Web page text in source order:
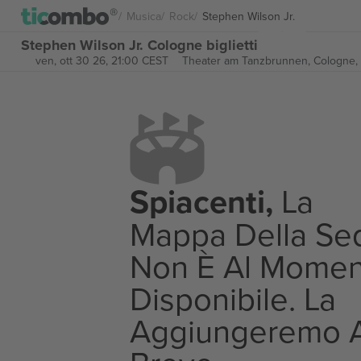
Musica Rock Stephen Wilson Jr.
Stephen Wilson Jr. Cologne biglietti
ven, ott 30 26, 21:00 CEST Theater am Tanzbrunnen,
Spiacenti, La
Mappa Della
Non È Al
Disponibile. La
Aggiungeremo